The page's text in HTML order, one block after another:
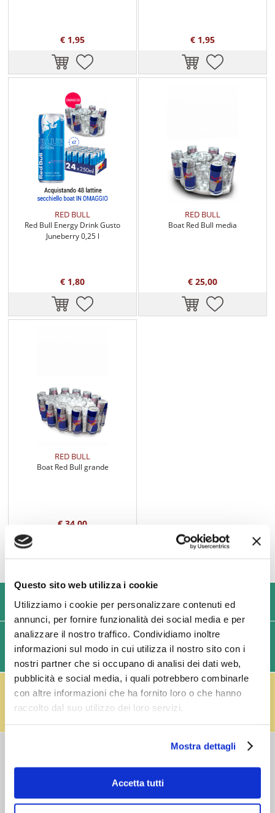
Questo sito web utilizza i cookie
Utilizziamo i cookie per personalizzare contenuti ed
annunci, per fornire funzionalità dei social media e per
analizzare il nostro traffico. Condividiamo inoltre
informazioni sul modo in cui utilizza il nostro sito con i
nostri partner che si occupano di analisi dei dati web,
pubblicità e social media, i quali potrebbero combinarle
con altre informazioni che ha fornito loro o che hanno
raccolto dal suo utilizzo dei loro servizi.
Mostra dettagli
Accetta tutti
€ 1,95 € 1,95
RED BULL
Red Bull Energy Drink Gusto
Juneberry 0,25 l
€ 1,80
RED BULL
Boat Red Bull media
€ 25,00
RED BULL
Boat Red Bull grande
€ 34,00
USIAMO SOLO IMBALLAGGI RESISTENTI ED ECOLOGICI
SPEDIZIONI VELOCI IN 24/48/72 ORE (GIORNI
LAVORATIVI)
IL RESO FUSTI TI PREMIA!
Effettua il reso dei vuoti dei fusti Perfect Draft
(almeno 3 fusti) e ricevi un buono da € 5,00 per ogni
SPEDIZIONE
Consegna standard > € 6,90
Isole > € 8,90
GRATISsopra € 59,00